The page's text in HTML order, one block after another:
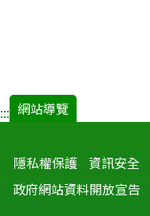
::: 網站導覽
隱私權保護 資訊安全
政府網站資料開放宣告